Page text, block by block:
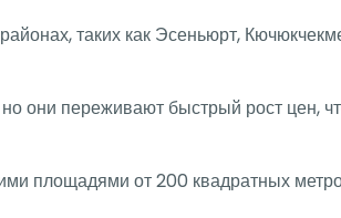
таких как Эсеньюрт,
они переживают быстрый рост цен,
площадями от 200 квадратных